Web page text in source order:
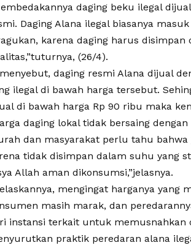
daging beku ilegal
Daging Alana ilegal biasanya
karena daging harus
(26/4).
daging resmi Alana dijual
ilegal di bawah harga tersebut.
di bawah harga Rp 90 ribu maka
daging lokal tidak bersaing
dan masyarakat perlu tahu bahwa
tidak disimpan dalam suhu yang
Allah aman dikonsumsi,”jelasnya.
mengingat harganya yang
masih marak, dan
instansi terkait untuk memusnahkan
praktik peredaran alana